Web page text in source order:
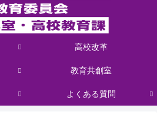
高校改革
教育共創室
よくある質問